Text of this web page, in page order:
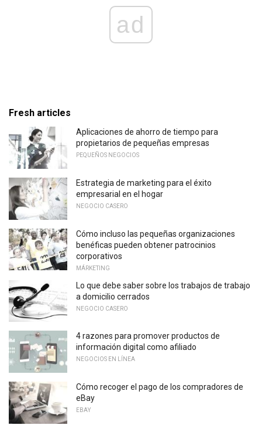
ad
Fresh articles
Aplicaciones de ahorro de tiempo para
propietarios de pequeñas empresas
PEQUEÑOS NEGOCIOS
Estrategia de marketing para el éxito
empresarial en el hogar
NEGOCIO CASERO
Cómo incluso las pequeñas organizaciones
benéficas pueden obtener patrocinios
corporativos
MÁRKETING
Lo que debe saber sobre los trabajos de trabajo
a domicilio cerrados
NEGOCIO CASERO
4 razones para promover productos de
información digital como afiliado
NEGOCIOS EN LÍNEA
Cómo recoger el pago de los compradores de
eBay
EBAY